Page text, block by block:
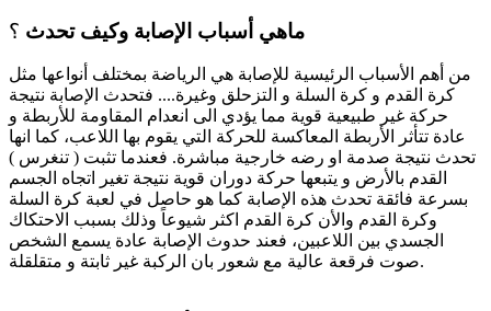
ماهي أسباب الإصابة وكيف تحدث ؟
من أهم الأسباب الرئيسية للإصابة هي الرياضة بمختلف أنواعها مثل
كرة القدم و كرة السلة و التزحلق وغيرة.... فتحدث الإصابة نتيجة
حركة غير طبيعية قوية مما يؤدي الى انعدام المقاومة للأربطة و
عادة تتأثر الأربطة المعاكسة للحركة التي يقوم بها اللاعب، كما انها
تحدث نتيجة صدمة او رضه خارجية مباشرة. فعندما تثبت ( تنغرس )
القدم بالأرض و يتبعها حركة دوران قوية نتيجة تغير اتجاه الجسم
بسرعة فائقة تحدث هذه الإصابة كما هو حاصل في لعبة كرة السلة
الجسدي بين اللاعبين، فعند حدوث الإصابة عادة يسمع الشخص
صوت فرقعة عالية مع شعور بان الركبة غير ثابتة و متقلقلة.